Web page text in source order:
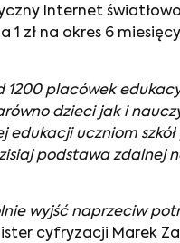
Internet
zł na okres 6
1200 placówek
dzieci jak i
uczniom
podstawa zdalnej
wyjść naprzeciw
cyfryzacji Marek